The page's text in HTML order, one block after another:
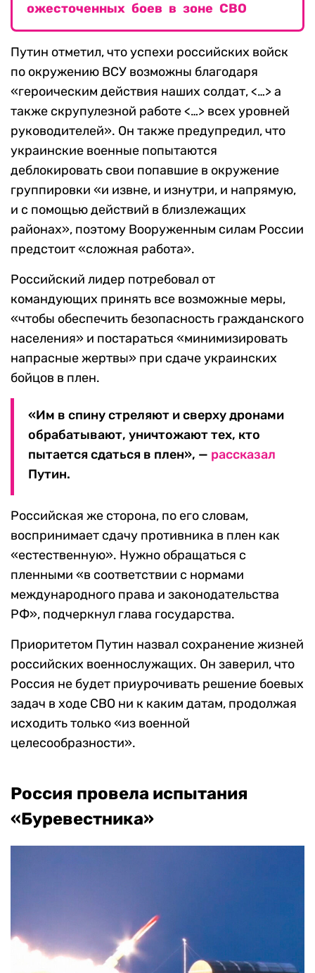
ожесточенных боев в зоне СВО
Путин отметил, что успехи российских войск
по окружению ВСУ возможны благодаря
«героическим действия наших солдат, <…> а
также скрупулезной работе <…> всех уровней
руководителей». Он также предупредил, что
украинские военные попытаются
деблокировать свои попавшие в окружение
группировки «и извне, и изнутри, и напрямую,
и с помощью действий в близлежащих
районах», поэтому Вооруженным силам России
предстоит «сложная работа».
Российский лидер потребовал от
командующих принять все возможные меры,
«чтобы обеспечить безопасность гражданского
населения» и постараться «минимизировать
напрасные жертвы» при сдаче украинских
бойцов в плен.
«Им в спину стреляют и сверху дронами
обрабатывают, уничтожают тех, кто
пытается сдаться в плен», — рассказал
Путин.
Российская же сторона, по его словам,
воспринимает сдачу противника в плен как
«естественную». Нужно обращаться с
пленными «в соответствии с нормами
международного права и законодательства
РФ», подчеркнул глава государства.
Приоритетом Путин назвал сохранение жизней
российских военнослужащих. Он заверил, что
Россия не будет приурочивать решение боевых
задач в ходе СВО ни к каким датам, продолжая
исходить только «из военной
целесообразности».
Россия провела испытания
«Буревестника»